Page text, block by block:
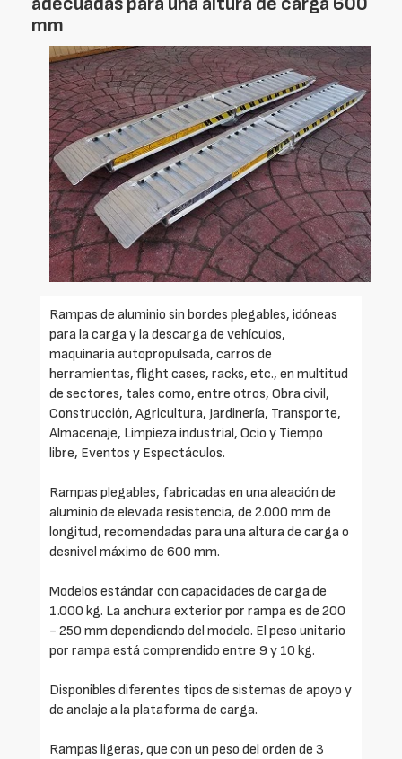
mm
Rampas de aluminio sin bordes plegables, idóneas
para la carga y la descarga de vehículos,
maquinaria autopropulsada, carros de
herramientas, flight cases, racks, etc., en multitud
de sectores, tales como, entre otros, Obra civil,
Construcción, Agricultura, Jardinería, Transporte,
Almacenaje, Limpieza industrial, Ocio y Tiempo
libre, Eventos y Espectáculos.
Rampas plegables, fabricadas en una aleación de
aluminio de elevada resistencia, de 2.000 mm de
longitud, recomendadas para una altura de carga o
desnivel máximo de 600 mm.
Modelos estándar con capacidades de carga de
1.000 kg. La anchura exterior por rampa es de 200
- 250 mm dependiendo del modelo. El peso unitario
por rampa está comprendido entre 9 y 10 kg.
Disponibles diferentes tipos de sistemas de apoyo y
de anclaje a la plataforma de carga.
Rampas ligeras, que con un peso del orden de 3